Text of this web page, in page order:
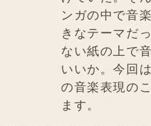
ンガの中で音
きなテーマだ
ない紙の上で
いいか。今回
の音楽表現の
ます。